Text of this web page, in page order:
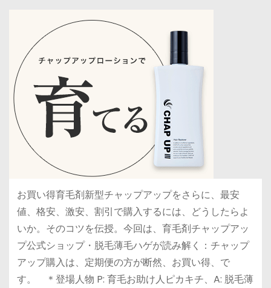
お買い得育毛剤新型チャップアップをさらに、最安
値、格安、激安、割引で購入するには、どうしたらよ
いか。そのコツを伝授。今回は、育毛剤チャップアッ
プ公式ショップ・脱毛薄毛ハゲが読み解く：チャップ
アップ購入は、定期便の方が断然、お買い得、で
す。 ＊登場人物 P: 育毛お助け人ピカキチ、A: 脱毛薄